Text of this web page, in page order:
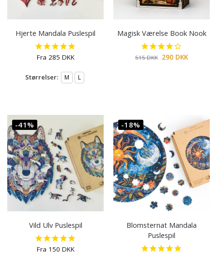
Hjerte Mandala Puslespil
Fra 285 DKK
Størrelser: M L
Magisk Værelse Book Nook
515DKK 290 DKK
-41%
Vild Ulv Puslespil
Fra 150 DKK
-18%
Blomsternat Mandala
Puslespil